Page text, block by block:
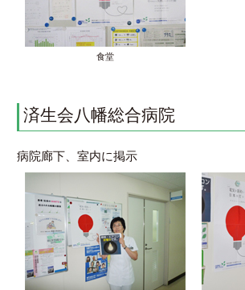
食堂
済生会八幡総合病院
病院廊下、室内に掲示